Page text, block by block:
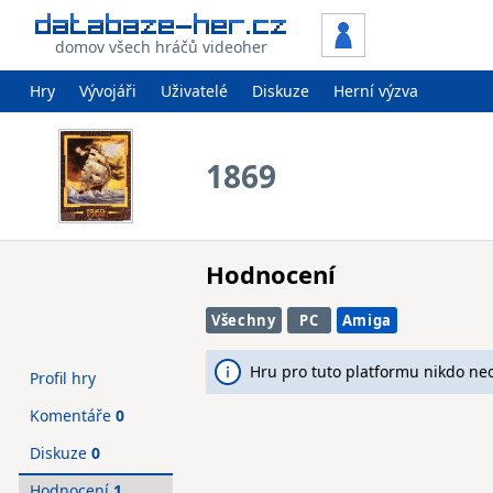
domov všech hráčů videoher
Hry Vývojáři Uživatelé Diskuze Herní výzva
1869
Hodnocení
Všechny PC Amiga
Hru pro tuto platformu nikdo
Profil hry
Komentáře 0
Diskuze 0